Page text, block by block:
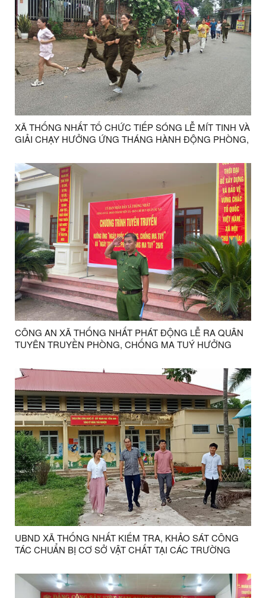
XÃ THỐNG NHẤT TỔ CHỨC TIẾP SÓNG LỄ MÍT TINH VÀ
GIẢI CHẠY HƯỞNG ỨNG THÁNG HÀNH ĐỘNG PHÒNG,
CÔNG AN XÃ THỐNG NHẤT PHÁT ĐỘNG LỄ RA QUÂN
TUYÊN TRUYỀN PHÒNG, CHỐNG MA TUÝ HƯỞNG
26/6.
UBND XÃ THỐNG NHẤT KIỂM TRA, KHẢO SÁT CÔNG
TÁC CHUẨN BỊ CƠ SỞ VẬT CHẤT TẠI CÁC TRƯỜNG